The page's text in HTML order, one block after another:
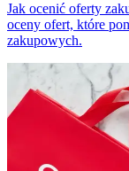
Jak ocenić oferty
oceny ofert, które
zakupowych.